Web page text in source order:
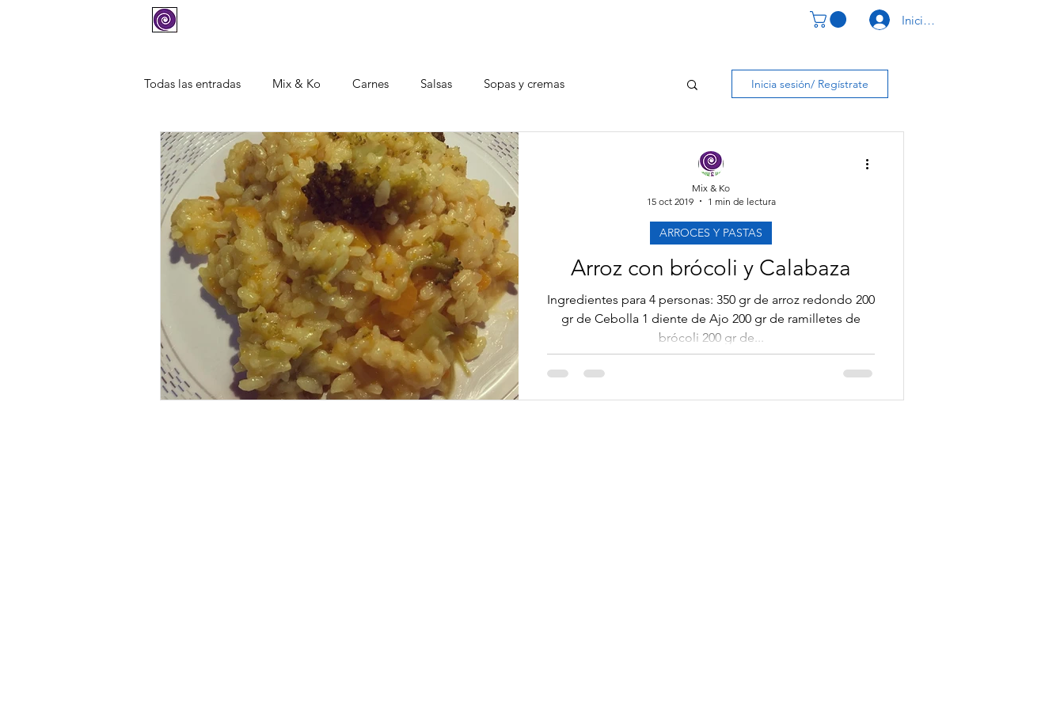
Iniciar Sesión
Todas las entradas Mix & Ko Carnes Salsas Sopas y cremas
Masas y panes Pescados y mariscos Ensaladas Legumbres y verduras
Arroces y pastas Postres Bebidas Noticias Recetas
Inicia sesión/ Regístrate
Arroz con brócoli y Calabaza
Ingredientes para 4 personas: 350 gr de arroz redondo 200
gr de Cebolla 1 diente de Ajo 200 gr de ramilletes de
brócoli 200 gr de...
ARROCES Y PASTAS
Mix & Ko
15 oct 2019
1 min de lectura